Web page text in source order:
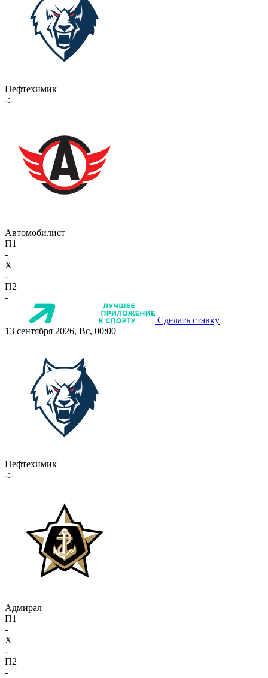
Нефтехимик
-:-
Автомобилист
П1
-
X
-
П2
-
Сделать ставку
13 сентября 2026, Вс, 00:00
Нефтехимик
-:-
Адмирал
П1
-
X
-
П2
-